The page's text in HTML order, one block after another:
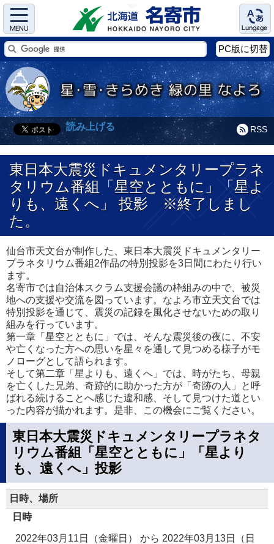
Menu Language
PC版に切替
RSS
読み上げる
東日本大震災ドキュメンタリープラネ
タリウム番組「星空とともに」「星よ
りも、遠くへ」 投影 ※終了しまし
た。
仙台市天文台が制作した、東日本大震災ドキュメンタリー
プラネタリウム番組2作品の特別投影を3日間にわたり行い
ます。
名寄市では自治体スクラム支援会議の枠組みの中で、被災
地への支援や交流を図っています。なよろ市立天文台では
特別投影を通じて、震災の記録を風化させないための取り
組みを行っています。
第一章「星空とともに」では、そんな震災後の夜に、不安
や亡くなった方への思いを星々を通して見つめる様子がモ
ノローグとして語られます。
そして第二章「星よりも、遠くへ」では、時がたち、母親
を亡くした兄弟、奇跡的に助かった方が「奇跡の人」と呼
ばれる続けることへ感じた違和感、そして見つけた道とい
った内容が描かれます。是非、この機会にご覧ください。
東日本大震災ドキュメンタリープラネタ
リウム番組「星空とともに」「星より
も、遠くへ」投影
日時、場所
日時
2022年03月11日（金曜日） から 2022年03月13日（日